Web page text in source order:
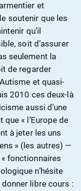
et
soutenir que les
qu’il
soit d’assurer
seulement la
de regarder
et quasi-
2010 ces deux-là
aussi d’une
que « l’Europe de
à jeter les uns
» (les autres) —
fonctionnaires
n’hésite
libre cours :